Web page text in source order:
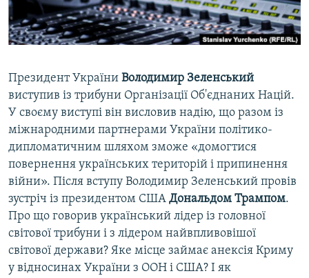
ВІДЕОУРОКИ «ELIFBE»
СВІДЧЕННЯ ОКУПАЦІЇ
Русский
Qırımtatar
ДОЛУЧАЙСЯ!
Усі сайти RFE/RL
Президент України Володимир Зеленський
виступив із трибуни Організації Об'єднаних Націй.
У своєму виступі він висловив надію, що разом із
міжнародними партнерами України політико-
дипломатичним шляхом зможе «домогтися
повернення українських територій і припинення
війни». Після вступу Володимир Зеленський провів
зустріч із президентом США Дональдом Трампом.
Про що говорив український лідер із головної
світової трибуни і з лідером найвпливовішої
світової держави? Яке місце займає анексія Криму
у відносинах України з ООН і США? І як